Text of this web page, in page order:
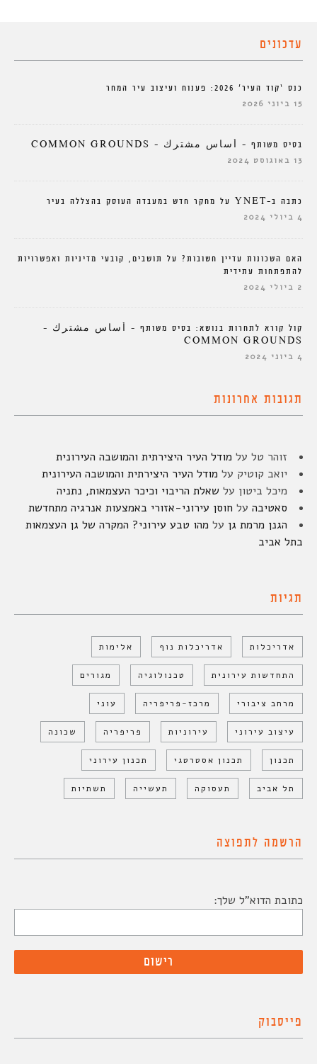
עדכונים
כנס ‘קוד העיר’ 2026: פענוח ועיצוב עיר המחר
15 ביוני 2026
בסיס משותף – أساس مشترك – COMMON GROUNDS
13 באוגוסט 2024
כתבה ב-YNET על מחקר חדש במעבדה העוסק בהצללה בעיר
4 ביולי 2024
האם השכונות עדיין חשובות? על תושבים, קובעי מדיניות ואפשרויות
להתפתחות עתידית
2 ביולי 2024
קול קורא לתחרות בנושא: בסיס משותף – أساس مشترك –
COMMON GROUNDS
4 ביוני 2024
תגובות אחרונות
זוהר טל על מודל העיר היצירתית והמושבה העירונית
יואב קוטיק על מודל העיר היצירתית והמושבה העירונית
מיכל ביטון על שאלת הריבוי וכיכר העצמאות, נתניה
סאטיבה על חוסן עירוני-אזורי באמצעות אנרגיה מתחדשת
הגנן מרמת גן על מהו טבע עירוני? המקרה של גן העצמאות
בתל אביב
תגיות
אדריכלות אדריכלות נוף אלימות
התחדשות עירונית טכנולוגיה מגורים
מרחב ציבורי מרכז-פריפריה עוני
עיצוב עירוני עירוניות פריפריה שכונה
תכנון תכנון אסטרטגי תכנון עירוני
תל אביב תעסוקה תעשייה תשתיות
הרשמה לתפוצה
כתובת הדוא"ל שלך:
פייסבוק